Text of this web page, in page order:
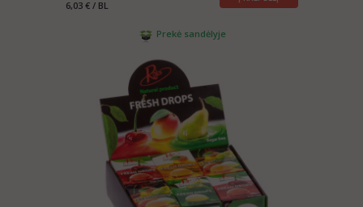
6,03 € / BL
Prekė sandėlyje